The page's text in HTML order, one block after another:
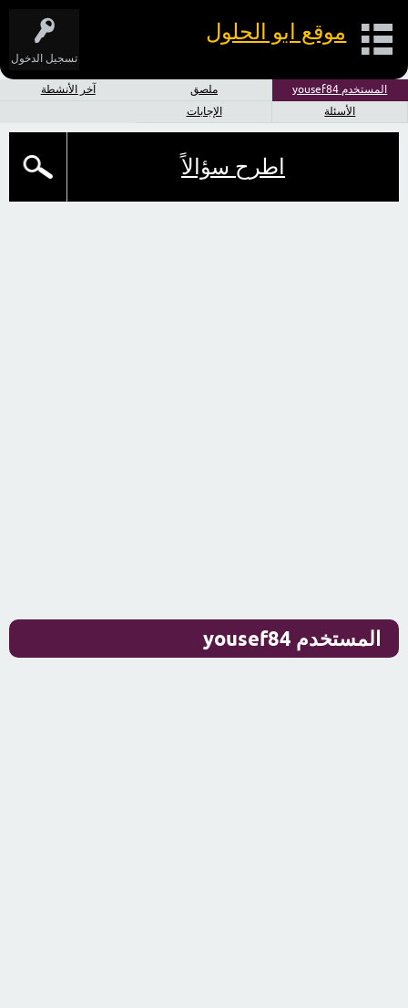
تسجيل الدخول
موقع ابو الحلول
المستخدم yousef84 ملصق
آخر الأنشطة
الأسئلة
الإجابات
اطرح سؤالاً
المستخدم yousef84